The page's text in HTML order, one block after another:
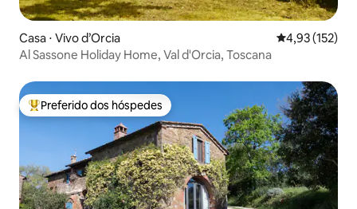
Casa ⋅ Vivo d’Orcia 4,93 de uma
4,93 (152)
Al Sassone Holiday Home, Val d'Orcia, Toscana
Entre os melhores preferidos dos hóspedes
Preferido dos hóspedes